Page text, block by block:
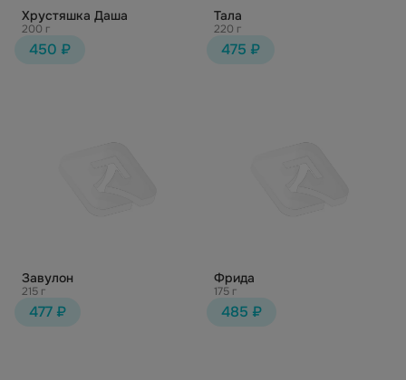
Хрустяшка Даша
200 г
450 ₽
Тала
220 г
475 ₽
Завулон
215 г
477 ₽
Фрида
175 г
485 ₽